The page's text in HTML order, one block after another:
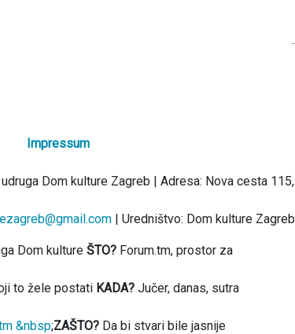
Impressum
Dom kulture Zagreb | Adresa: Nova cesta 115,
| Uredništvo: Dom kulture Zagreb
Dom kulture ŠTO? Forum.tm, prostor za
to žele postati KADA? Jučer, danas, sutra
&nbsp;ZAŠTO? Da bi stvari bile jasnije